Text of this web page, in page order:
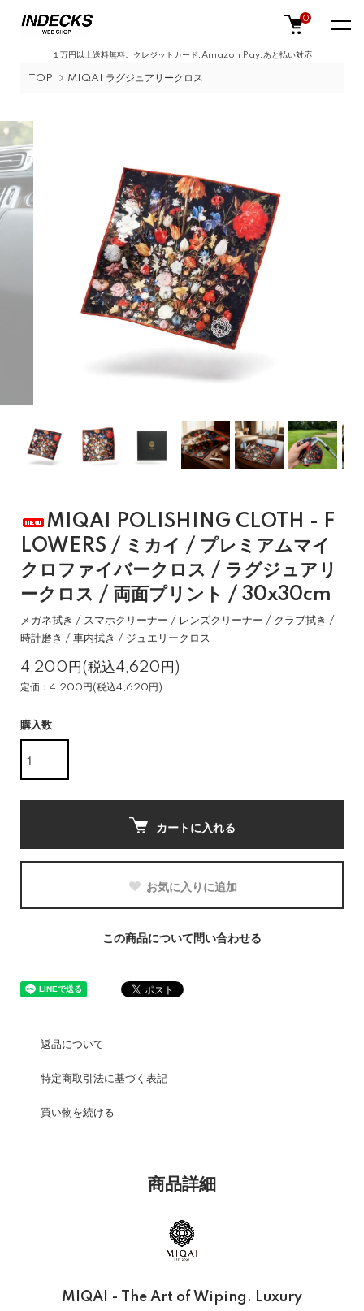
１万円以上送料無料。クレジットカード,Amazon Pay,あと払い対応
0
TOP MIQAI ラグジュアリークロス
MIQAI POLISHING CLOTH - F
LOWERS / ミカイ / プレミアムマイ
クロファイバークロス / ラグジュアリ
ークロス / 両面プリント / 30x30cm
メガネ拭き / スマホクリーナー / レンズクリーナー / クラブ拭き /
時計磨き / 車内拭き / ジュエリークロス
4,200円(税込4,620円)
定価：4,200円(税込4,620円)
購入数
カートに入れる
お気に入りに追加
この商品について問い合わせる
返品について
特定商取引法に基づく表記
買い物を続ける
商品詳細
MIQAI - The Art of Wiping. Luxury